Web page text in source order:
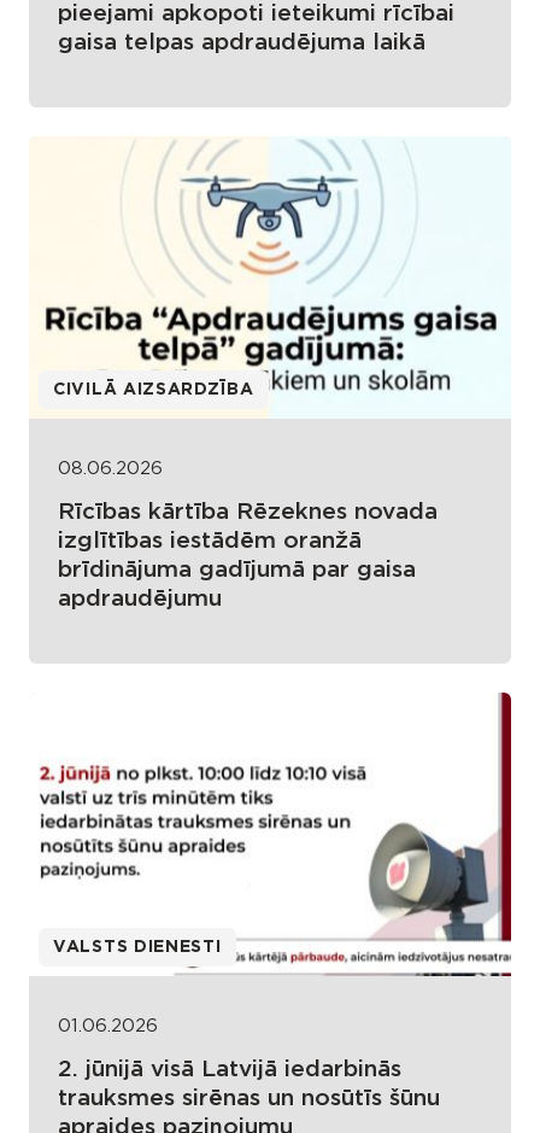
pieejami apkopoti ieteikumi rīcībai
gaisa telpas apdraudējuma laikā
CIVILĀ AIZSARDZĪBA
08.06.2026
Rīcības kārtība Rēzeknes novada
izglītības iestādēm oranžā
brīdinājuma gadījumā par gaisa
apdraudējumu
VALSTS DIENESTI
01.06.2026
2. jūnijā visā Latvijā iedarbinās
trauksmes sirēnas un nosūtīs šūnu
apraides paziņojumu